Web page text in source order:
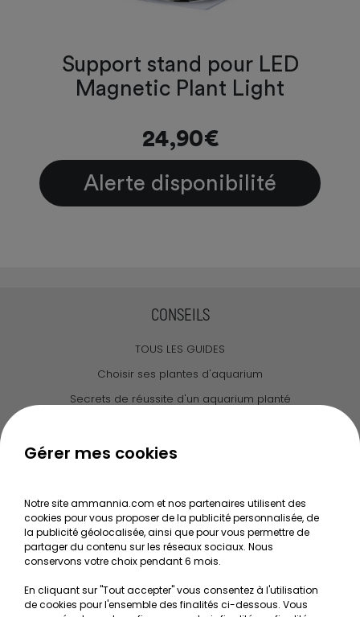
Support stand pour LED
Magnetic Plant Light
24,90€
Alerte disponibilité
CONSEILS
TOUS LES GUIDES
Choisir ses plantes d'aquarium
Secrets de réussite d'un aquarium planté
Le journal d'Ammannia
Recherche de Notices de produits
Mentions légales
Conditions générales de vente
RGPD
Gérer mes cookies
Notre site ammannia.com et nos partenaires utilisent des
cookies pour vous proposer de la publicité personnalisée, de
la publicité géolocalisée, ainsi que pour vous permettre de
partager du contenu sur les réseaux sociaux. Nous
conservons votre choix pendant 6 mois.
En cliquant sur "Tout accepter" vous consentez à l'utilisation
de cookies pour l'ensemble des finalités ci-dessous. Vous